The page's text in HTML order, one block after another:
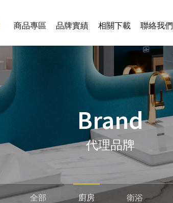
商品專區 品牌實績 相關下載 聯絡我們
Brand
代理品牌
全部 廚房 衛浴